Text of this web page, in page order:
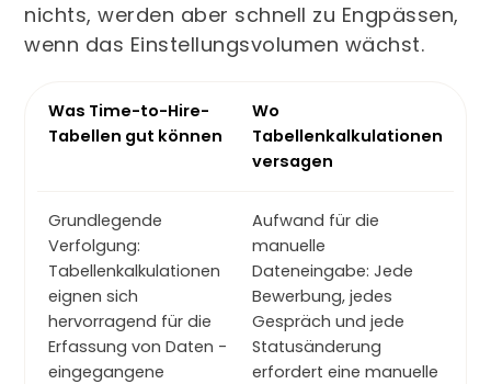
nichts, werden aber schnell zu Engpässen,
wenn das Einstellungsvolumen wächst.
Was Time-to-Hire-
Tabellen gut können
Wo
Tabellenkalkulationen
versagen
Grundlegende
Verfolgung:
Tabellenkalkulationen
eignen sich
hervorragend für die
Erfassung von Daten -
eingegangene
Aufwand für die
manuelle
Dateneingabe: Jede
Bewerbung, jedes
Gespräch und jede
Statusänderung
erfordert eine manuelle